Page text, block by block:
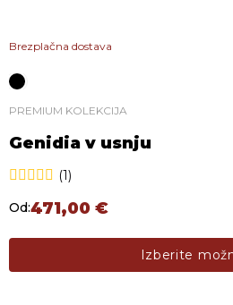
Brezplačna dostava
PREMIUM KOLEKCIJA
Genidia v usnju
(1)
Od:471,00 €
Izberite
Ta izdelek ima več različic.